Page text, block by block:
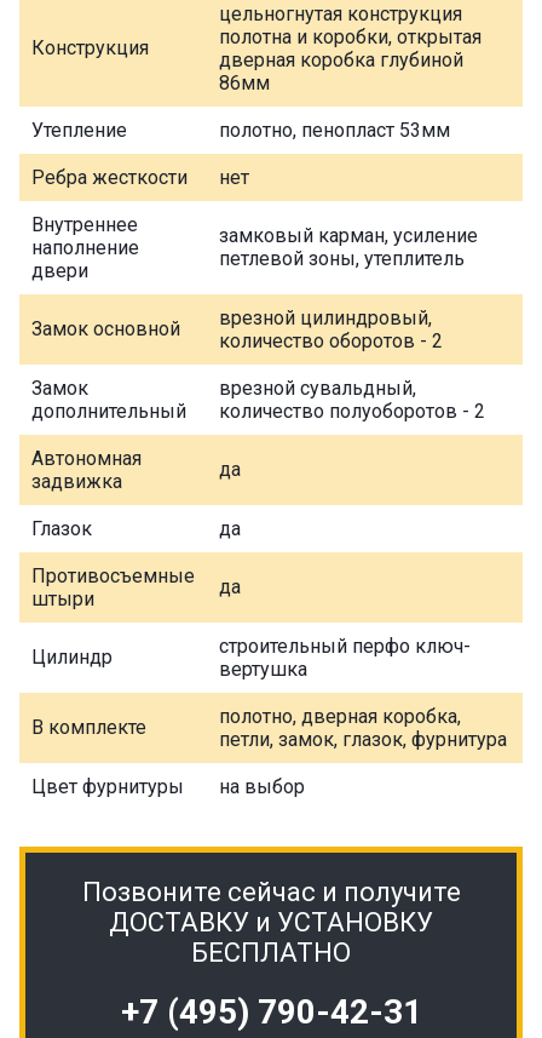
Конструкция
цельногнутая конструкция
полотна и коробки, открытая
дверная коробка глубиной
86мм
Утепление полотно, пенопласт 53мм
Ребра жесткости нет
Внутреннее
наполнение
двери
замковый карман, усиление
петлевой зоны, утеплитель
Замок основной
врезной цилиндровый,
количество оборотов - 2
Замок
дополнительный
врезной сувальдный,
количество полуоборотов - 2
Автономная
задвижка
да
Глазок да
Противосъемные
штыри
да
Цилиндр
строительный перфо ключ-
вертушка
В комплекте
полотно, дверная коробка,
петли, замок, глазок, фурнитура
Цвет фурнитуры на выбор
Позвоните сейчас и получите
ДОСТАВКУ и УСТАНОВКУ
БЕСПЛАТНО
+7 (495) 790-42-31